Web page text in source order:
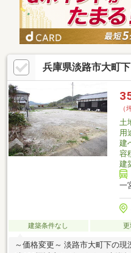
兵庫県淡路市大町
（
土
用
建
容
建
一
建築条件なし
～価格変更～ 淡路市大町下の